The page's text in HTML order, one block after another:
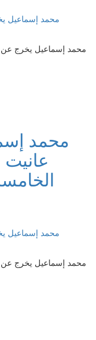
محمد إسماعيل يخرج عن
محمد
محمد إسماعيل يخرج عن